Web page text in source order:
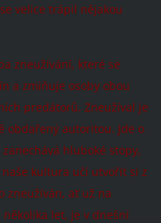
velice trápil nějakou
zneužívání, které se
a zmiňuje osoby obou
predátorů. Zneužíval je
obdařený autoritou. Jde o
hluboké stopy,
kultura učí utvořit si z
zneužíván, ať už na
let, je v dnešní